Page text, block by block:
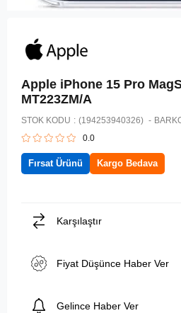
Apple iPhone 15 Pro
MT223ZM/A
STOK KODU (194253940326)
0.0
Fırsat Ürünü Kargo Bedava
Karşılaştır
Fiyat Düşünce Haber Ver
Gelince Haber Ver